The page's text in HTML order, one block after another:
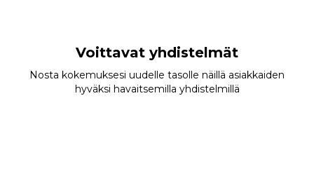
Voittavat yhdistelmät
Nosta kokemuksesi uudelle tasolle näillä asiakkaiden
hyväksi havaitsemilla yhdistelmillä